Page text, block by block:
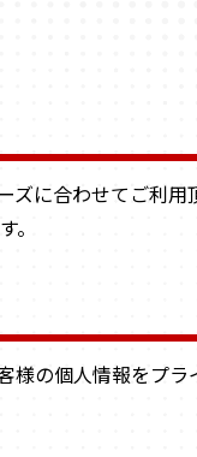
ズに合わせてご利用
。
様の個人情報をプラ